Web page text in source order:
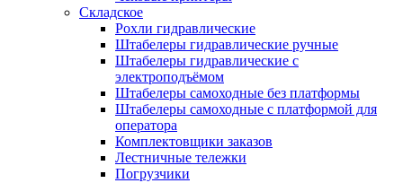
Складское
Рохли гидравлические
Штабелеры гидравлические ручные
Штабелеры гидравлические с
электроподъёмом
Штабелеры самоходные без платформы
Штабелеры самоходные с платформой для
оператора
Комплектовщики заказов
Лестничные тележки
Погрузчики